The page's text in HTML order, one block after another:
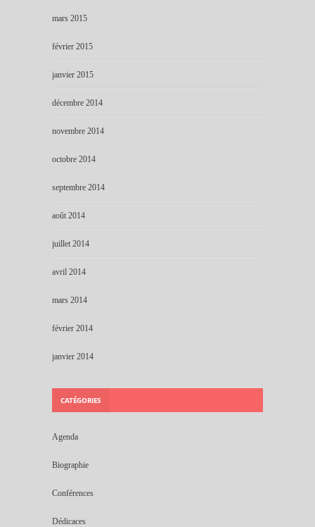
mars 2015
février 2015
janvier 2015
décembre 2014
novembre 2014
octobre 2014
septembre 2014
août 2014
juillet 2014
avril 2014
mars 2014
février 2014
janvier 2014
CATÉGORIES
Agenda
Biographie
Conférences
Dédicaces